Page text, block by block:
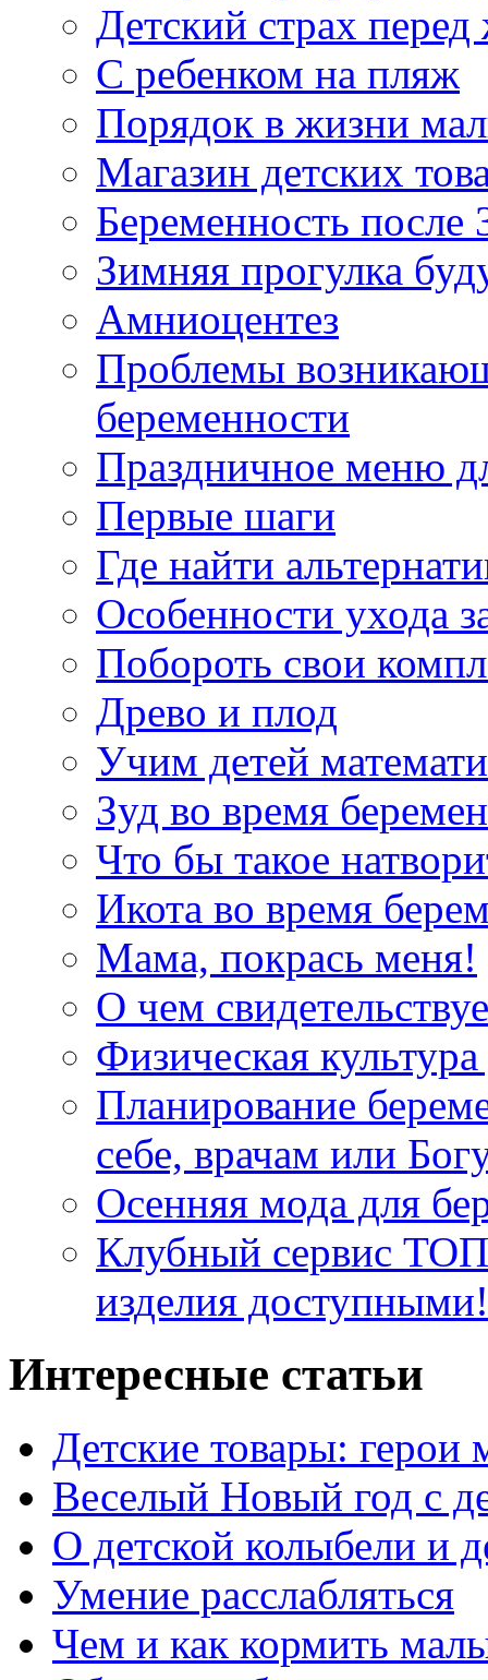
Детский страх
С ребенком на пляж
Порядок в жизни
Магазин детских
Беременность после
Зимняя прогулка
Амниоцентез
Проблемы
беременности
Праздничное меню
Первые шаги
Где найти
Особенности ухода
Побороть свои
Древо и плод
Учим детей
Зуд во время
Что бы такое
Икота во время
Мама, покрась меня!
О чем
Физическая
Планирование
себе, врачам или
Осенняя мода для
Клубный сервис
изделия доступными!
Интересные статьи
Детские товары: герои
Веселый Новый год с
О детской колыбели и
Умение расслабляться
Чем и как кормить